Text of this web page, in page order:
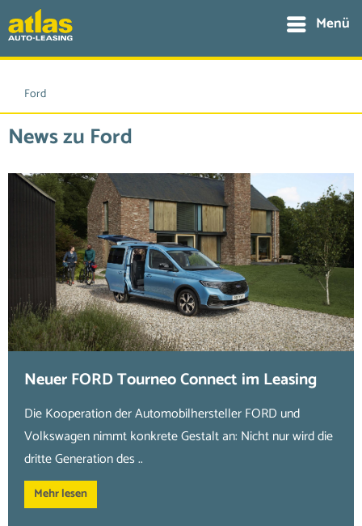
Menü
Ford
News zu Ford
Neuer FORD Tourneo Connect im Leasing
Die Kooperation der Automobilhersteller FORD und
Volkswagen nimmt konkrete Gestalt an: Nicht nur wird die
dritte Generation des ..
Mehr lesen